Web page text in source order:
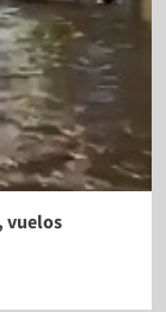
vuelos